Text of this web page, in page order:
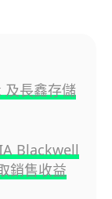
及長鑫存儲
Blackwell
銷售收益